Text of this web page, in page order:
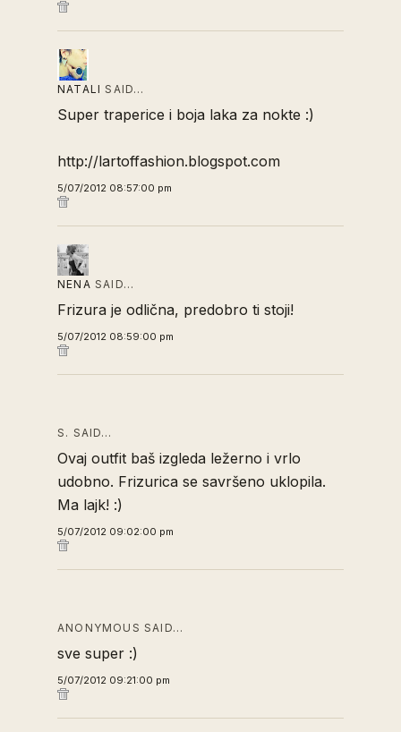
NATALI SAID…
Super traperice i boja laka za nokte :)
http://lartoffashion.blogspot.com
5/07/2012 08:57:00 pm
NENA SAID…
Frizura je odlična, predobro ti stoji!
5/07/2012 08:59:00 pm
S. SAID…
Ovaj outfit baš izgleda ležerno i vrlo
udobno. Frizurica se savršeno uklopila.
Ma lajk! :)
5/07/2012 09:02:00 pm
ANONYMOUS SAID…
sve super :)
5/07/2012 09:21:00 pm